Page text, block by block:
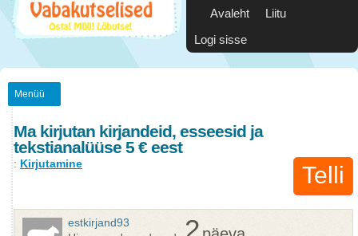
Avaleht
Liitu
Logi sisse
Menüü
Ma kirjutan kirjandeid, esseesid ja
tekstianalüüse 5 € eest
Telli
: Kirjutamine
estkirjand93
2